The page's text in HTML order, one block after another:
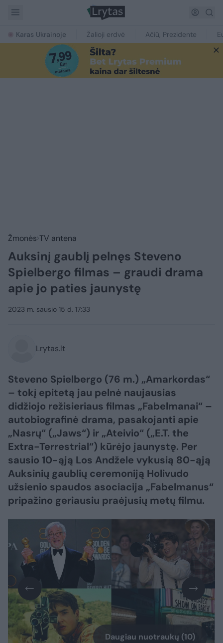
Karas Ukrainoje Žalioji erdvė Ačiū, Prezidente
Žmonės TV antena
Auksinį gaublį pelnęs Steveno
Spielbergo filmas – graudi drama
apie jo paties jaunystę
2023 m. sausio 15 d. 17:33
Lrytas.lt
Steveno Spielbergo (76 m.) „Amarkordas“
– tokį epitetą jau pelnė naujausias
didžiojo režisieriaus filmas „Fabelmanai“ –
autobiografinė drama, pasakojanti apie
„Nasrų“ („Jaws“) ir „Ateivio“ („E.T. the
Extra-Terrestrial“) kūrėjo jaunystę. Per
sausio 10-ąją Los Andžele vykusią 80-ąją
Auksinių gaublių ceremoniją Holivudo
užsienio spaudos asociacija „Fabelmanus“
pripažino geriausiu praėjusių metų filmu.
Daugiau nuotraukų (10)